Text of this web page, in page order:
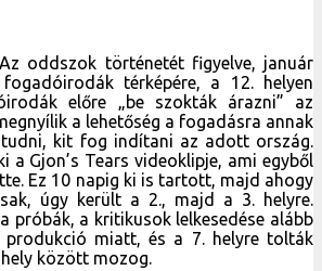
oddszok történetét figyelve, január
térképére, a 12. helyen
előre „be szokták árazni” az
a lehetőség a fogadásra annak
tudni, kit fog indítani az adott ország.
a Gjon’s Tears videoklipje, ami egyből
Ez 10 napig ki is tartott, majd ahogy
úgy került a 2., majd a 3. helyre.
próbák, a kritikusok lelkesedése alább
miatt, és a 7. helyre tolták
között mozog.